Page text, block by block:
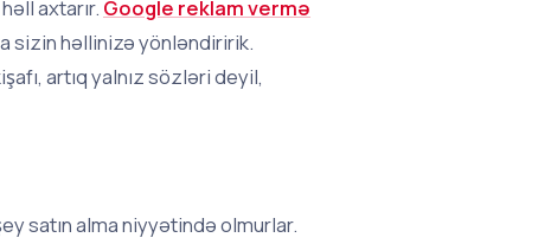
axtarır. Google reklam vermə
sizin həllinizə yönləndiririk.
artıq yalnız sözləri deyil,
satın alma niyyətində olmurlar.